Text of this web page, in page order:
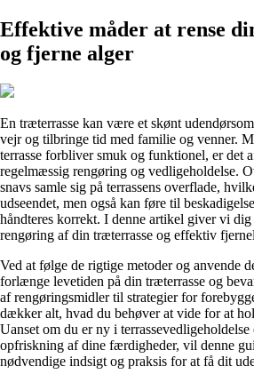
Effektive måder at rense
og fjerne alger
En træterrasse kan være et skønt
vejr og tilbringe tid med familie og venner.
terrasse forbliver smuk og funktionel, er det
regelmæssig rengøring og vedligeholdelse.
snavs samle sig på terrassens overflade,
udseendet, men også kan føre til
håndteres korrekt. I denne artikel giver vi
rengøring af din træterrasse og effektiv
Ved at følge de rigtige metoder og anvende
forlænge levetiden på din træterrasse og
af rengøringsmidler til strategier for
dækker alt, hvad du behøver at vide for at
Uanset om du er ny i
opfriskning af dine færdigheder, vil denne
nødvendige indsigt og praksis for at få dit